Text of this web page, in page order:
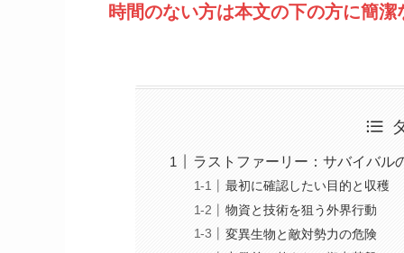
時間のない方は本文の下の方に簡
ラストファーリー：サバイバル
最初に確認したい目的と収穫
物資と技術を狙う外界行動
変異生物と敵対勢力の危険